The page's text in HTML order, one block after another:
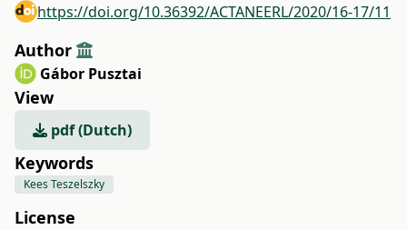
https://doi.org/10.36392/ACTANEERL/2020/16-17/11
Author
Gábor Pusztai
View
pdf (Dutch)
Keywords
Kees Teszelszky
License